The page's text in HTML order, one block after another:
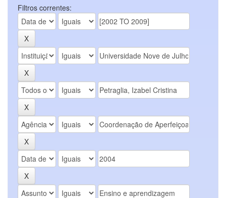
Filtros correntes: